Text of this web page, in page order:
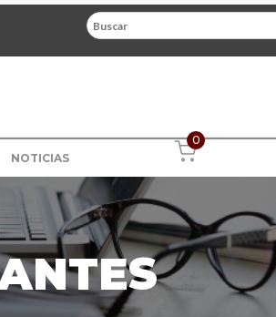
NOTICIAS
0